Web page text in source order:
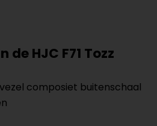
HJC F71 Tozz
composiet buitenschaal